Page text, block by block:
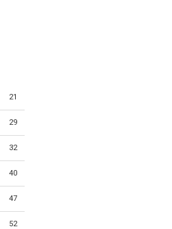
21
29
32
40
47
52